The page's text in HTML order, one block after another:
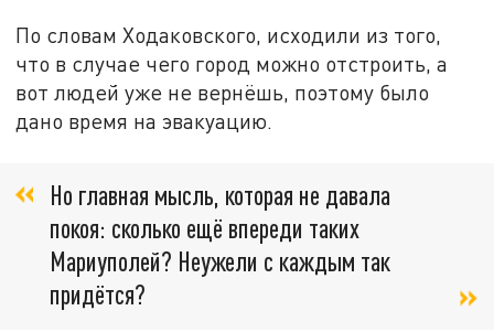
По словам Ходаковского, исходили из того,
что в случае чего город можно отстроить, а
вот людей уже не вернёшь, поэтому было
дано время на эвакуацию.
Но главная мысль, которая не давала
покоя: сколько ещё впереди таких
Мариуполей? Неужели с каждым так
придётся?